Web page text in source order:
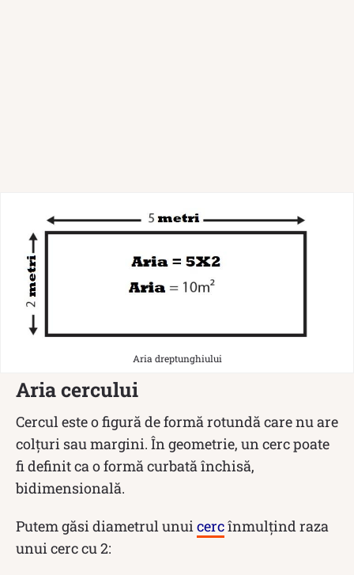
Aria dreptunghiului
Aria cercului
Cercul este o figură de formă rotundă care nu are
colțuri sau margini. În geometrie, un cerc poate
fi definit ca o formă curbată închisă,
bidimensională.
Putem găsi diametrul unui cercînmulțind raza
unui cerc cu 2: